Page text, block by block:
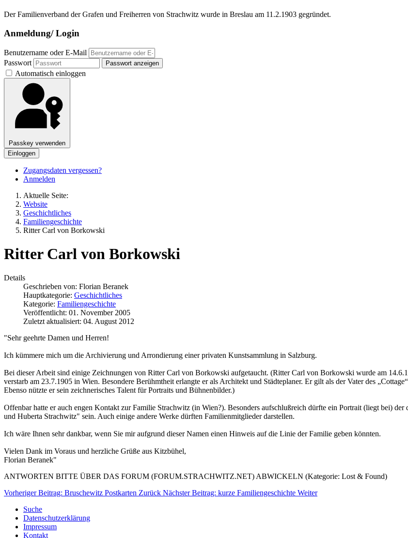
Der Familienverband der Grafen und Freiherren von Strachwitz wurde in Breslau am 11.2.1903 gegründet.
Anmeldung/ Login
Benutzername oder E-Mail
Passwort
Passwort anzeigen
Automatisch einloggen
Passkey verwenden
Einloggen
Zugangsdaten vergessen?
Anmelden
Aktuelle Seite:
Website
Geschichtliches
Familiengeschichte
Ritter Carl von Borkowski
Ritter Carl von Borkowski
Details
Geschrieben von: Florian Beranek
Hauptkategorie: Geschichtliches
Kategorie: Familiengeschichte
Veröffentlicht: 01. November 2005
Zuletzt aktualisiert: 04. August 2012
"Sehr geehrte Damen und Herren!
Ich kümmere mich um die Archivierung und Arrondierung einer privaten Kunstsammlung in Salzburg.
Bei dieser Arbeit sind einige Zeichnungen von Ritter Carl von Borkowski aufgetaucht. (Ritter Carl von Borkowski wurde am
verstarb am 23.7.1905 in Wien. Besondere Berühmtheit erlangte er als Architekt und Städteplaner. Er gilt als der Vater des
Ebenso nützte er sein zeichnerisches Talent für Portraits und Bühnenbilder.)
Offenbar hatte er auch engen Kontakt zur Familie Strachwitz (in Wien?). Besonders aufschlußreich dürfte ein Portrait (liegt bei)
und Huberta Strachwitz" sein. Auch einige andere Werke dürften Familienmitglieder darstellen.
Ich wäre Ihnen sehr dankbar, wenn Sie mir aufgrund dieser Namen einen Hinweis auf die Linie der Familie geben könnten.
Vielen Dank im Voraus und herzliche Grüße aus Kitzbühel,
Florian Beranek"
ANTWORTEN BITTE ÜBER DAS FORUM (FORUM.STRACHWITZ.NET) ABWICKELN (Kategorie: Lost & Found)
Vorheriger Beitrag: Bruschewitz Postkarten Zurück Nächster Beitrag: kurze Familiengeschichte Weiter
Suche
Datenschutzerklärung
Impressum
Kontakt